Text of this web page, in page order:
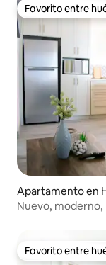
Favorito entre
Favorito entre
Apartamento en
Nuevo,
Favorito entre
Favorito entre